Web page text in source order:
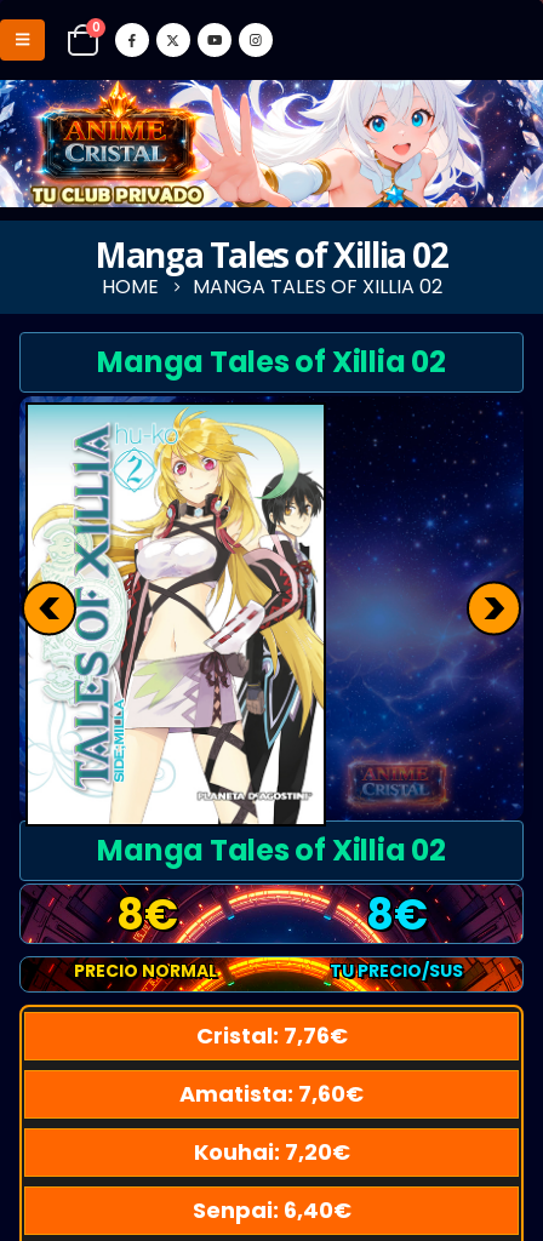
0
Manga Tales of Xillia 02
HOME MANGA TALES OF XILLIA 02
Manga Tales of Xillia 02
< >
Manga Tales of Xillia 02
8€ 8€
PRECIO NORMAL TU PRECIO/SUS
Cristal: 7,76€
Amatista: 7,60€
Kouhai: 7,20€
Senpai: 6,40€